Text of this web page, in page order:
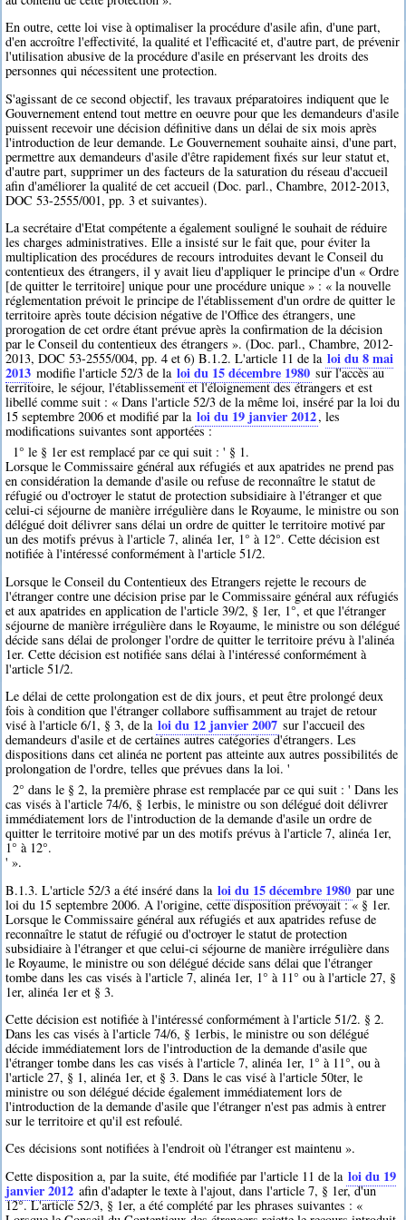
En outre, cette loi vise à optimaliser la procédure d'asile afin, d'une part,
d'en accroître l'effectivité, la qualité et l'efficacité et, d'autre part, de prévenir
l'utilisation abusive de la procédure d'asile en préservant les droits des
personnes qui nécessitent une protection.
S'agissant de ce second objectif, les travaux préparatoires indiquent que le
Gouvernement entend tout mettre en oeuvre pour que les demandeurs d'asile
puissent recevoir une décision définitive dans un délai de six mois après
l'introduction de leur demande. Le Gouvernement souhaite ainsi, d'une part,
permettre aux demandeurs d'asile d'être rapidement fixés sur leur statut et,
d'autre part, supprimer un des facteurs de la saturation du réseau d'accueil
afin d'améliorer la qualité de cet accueil (Doc. parl., Chambre, 2012-2013,
DOC 53-2555/001, pp. 3 et suivantes).
La secrétaire d'Etat compétente a également souligné le souhait de réduire
les charges administratives. Elle a insisté sur le fait que, pour éviter la
multiplication des procédures de recours introduites devant le Conseil du
contentieux des étrangers, il y avait lieu d'appliquer le principe d'un « Ordre
[de quitter le territoire] unique pour une procédure unique » : « la nouvelle
réglementation prévoit le principe de l'établissement d'un ordre de quitter le
territoire après toute décision négative de l'Office des étrangers, une
prorogation de cet ordre étant prévue après la confirmation de la décision
par le Conseil du contentieux des étrangers ». (Doc. parl., Chambre, 2012-
2013, DOC 53-2555/004, pp. 4 et 6) B.1.2. L'article 11 de la loi du 8 mai
2013 modifie l'article 52/3 de la loi du 15 décembre 1980 sur l'accès au
territoire, le séjour, l'établissement et l'éloignement des étrangers et est
libellé comme suit : « Dans l'article 52/3 de la même loi, inséré par la loi du
15 septembre 2006 et modifié par la loi du 19 janvier 2012, les
modifications suivantes sont apportées :
1° le § 1er est remplacé par ce qui suit : ' § 1.
Lorsque le Commissaire général aux réfugiés et aux apatrides ne prend pas
en considération la demande d'asile ou refuse de reconnaître le statut de
réfugié ou d'octroyer le statut de protection subsidiaire à l'étranger et que
celui-ci séjourne de manière irrégulière dans le Royaume, le ministre ou son
délégué doit délivrer sans délai un ordre de quitter le territoire motivé par
un des motifs prévus à l'article 7, alinéa 1er, 1° à 12°. Cette décision est
notifiée à l'intéressé conformément à l'article 51/2.
Lorsque le Conseil du Contentieux des Etrangers rejette le recours de
l'étranger contre une décision prise par le Commissaire général aux réfugiés
et aux apatrides en application de l'article 39/2, § 1er, 1°, et que l'étranger
séjourne de manière irrégulière dans le Royaume, le ministre ou son délégué
décide sans délai de prolonger l'ordre de quitter le territoire prévu à l'alinéa
1er. Cette décision est notifiée sans délai à l'intéressé conformément à
l'article 51/2.
Le délai de cette prolongation est de dix jours, et peut être prolongé deux
fois à condition que l'étranger collabore suffisamment au trajet de retour
visé à l'article 6/1, § 3, de la loi du 12 janvier 2007 sur l'accueil des
demandeurs d'asile et de certaines autres catégories d'étrangers. Les
dispositions dans cet alinéa ne portent pas atteinte aux autres possibilités de
prolongation de l'ordre, telles que prévues dans la loi. '
2° dans le § 2, la première phrase est remplacée par ce qui suit : ' Dans les
cas visés à l'article 74/6, § 1erbis, le ministre ou son délégué doit délivrer
immédiatement lors de l'introduction de la demande d'asile un ordre de
quitter le territoire motivé par un des motifs prévus à l'article 7, alinéa 1er,
1° à 12°.
' ».
B.1.3. L'article 52/3 a été inséré dans la loi du 15 décembre 1980 par une
loi du 15 septembre 2006. A l'origine, cette disposition prévoyait : « § 1er.
Lorsque le Commissaire général aux réfugiés et aux apatrides refuse de
reconnaître le statut de réfugié ou d'octroyer le statut de protection
subsidiaire à l'étranger et que celui-ci séjourne de manière irrégulière dans
le Royaume, le ministre ou son délégué décide sans délai que l'étranger
tombe dans les cas visés à l'article 7, alinéa 1er, 1° à 11° ou à l'article 27, §
1er, alinéa 1er et § 3.
Cette décision est notifiée à l'intéressé conformément à l'article 51/2. § 2.
Dans les cas visés à l'article 74/6, § 1erbis, le ministre ou son délégué
décide immédiatement lors de l'introduction de la demande d'asile que
l'étranger tombe dans les cas visés à l'article 7, alinéa 1er, 1° à 11°, ou à
l'article 27, § 1, alinéa 1er, et § 3. Dans le cas visé à l'article 50ter, le
ministre ou son délégué décide également immédiatement lors de
l'introduction de la demande d'asile que l'étranger n'est pas admis à entrer
sur le territoire et qu'il est refoulé.
Ces décisions sont notifiées à l'endroit où l'étranger est maintenu ».
Cette disposition a, par la suite, été modifiée par l'article 11 de la loi du 19
janvier 2012 afin d'adapter le texte à l'ajout, dans l'article 7, § 1er, d'un
12°. L'article 52/3, § 1er, a été complété par les phrases suivantes : «